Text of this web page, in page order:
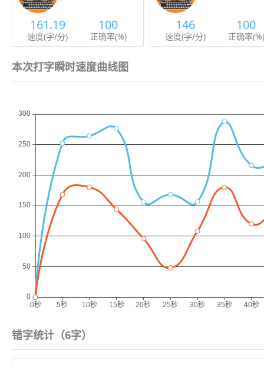
161.19
速度(字/分)
100
正确率(%)
146
速度(字/分)
100
正确率(%)
本次打字瞬时速度曲线图
错字统计（6字）